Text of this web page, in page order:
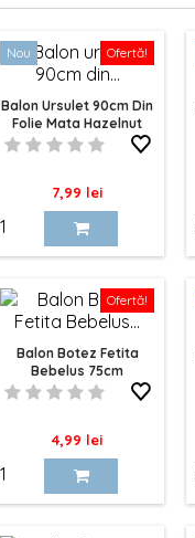
Nou Ofertă!
Balon Ursulet 90cm Din
Folie Mata Hazelnut
Pret
7,99 lei
Ofertă!
Balon Botez Fetita
Bebelus 75cm
Pret
4,99 lei